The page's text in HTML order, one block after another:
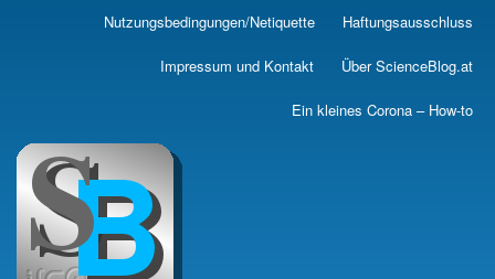
Skip
main
Nutzungsbedingungen/Netiquette Haftungsausschluss
Impressum und Kontakt Über ScienceBlog.at
Ein kleines Corona – How-to